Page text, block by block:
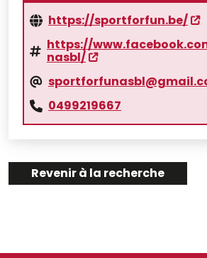
https://sportforfun.be/
https://
nasbl/
0499219667
Revenir à la recherche